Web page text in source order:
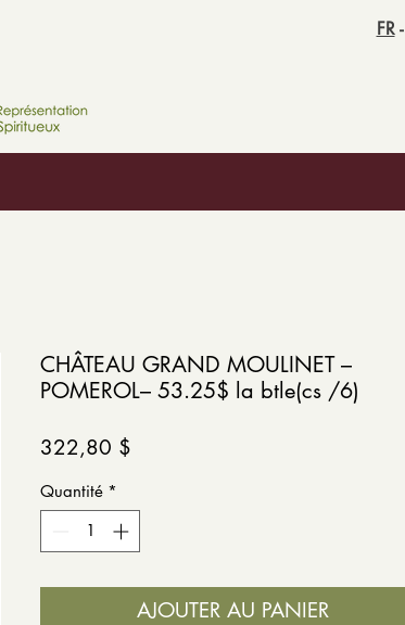
FR-
CHÂTEAU GRAND MOULINET –
POMEROL– 53.25$ la btle(cs /6)
322,80 $
Quantité *
AJOUTER AU PANIER